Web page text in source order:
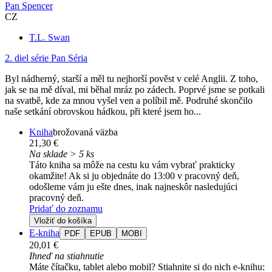
Pan Spencer
CZ
T.L. Swan
2. diel série Pan Séria
Byl nádherný, starší a měl tu nejhorší pověst v celé Anglii. Z toho,
jak se na mě díval, mi běhal mráz po zádech. Poprvé jsme se potkali
na svatbě, kde za mnou vyšel ven a políbil mě. Podruhé skončilo
naše setkání obrovskou hádkou, při které jsem ho...
Knihabrožovaná väzba
21,30 €
Na sklade > 5 ks
Táto kniha sa môže na cestu ku vám vybrať prakticky
okamžite! Ak si ju objednáte do 13:00 v pracovný deň,
odošleme vám ju ešte dnes, inak najneskôr nasledujúci
pracovný deň.
Pridať do zoznamu
Vložiť do košíka
E-kniha PDF EPUB MOBI
20,01 €
Ihneď na stiahnutie
Máte čítačku, tablet alebo mobil? Stiahnite si do nich e-knihu: